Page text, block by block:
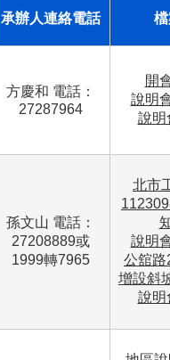
承辦人連絡電話
方慶和 電話：
27287964
開
說明
說明
孫文山 電話：
27208889或
1999轉7965
北市
說明
公舘路
增設斜
說明